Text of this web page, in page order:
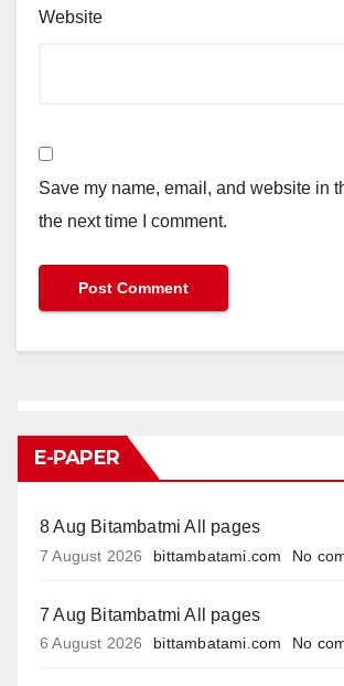
Website
Save my name, email, and website in
the next time I comment.
E-PAPER
8 Aug Bitambatmi All pages
7 August 2026 bittambatami.com No
7 Aug Bitambatmi All pages
6 August 2026 bittambatami.com No